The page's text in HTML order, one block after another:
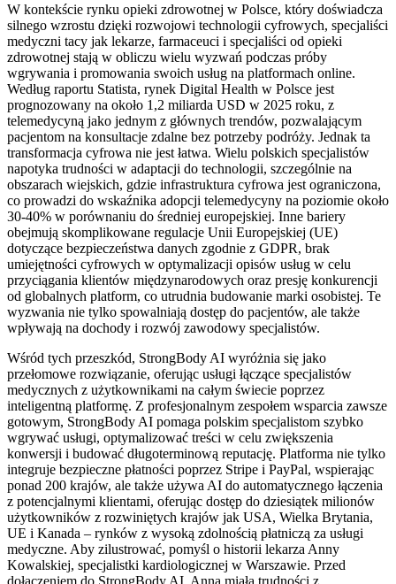
W kontekście rynku opieki zdrowotnej w Polsce, który doświadcza
silnego wzrostu dzięki rozwojowi technologii cyfrowych, specjaliści
medyczni tacy jak lekarze, farmaceuci i specjaliści od opieki
zdrowotnej stają w obliczu wielu wyzwań podczas próby
wgrywania i promowania swoich usług na platformach online.
Według raportu Statista, rynek Digital Health w Polsce jest
prognozowany na około 1,2 miliarda USD w 2025 roku, z
telemedycyną jako jednym z głównych trendów, pozwalającym
pacjentom na konsultacje zdalne bez potrzeby podróży. Jednak ta
transformacja cyfrowa nie jest łatwa. Wielu polskich specjalistów
napotyka trudności w adaptacji do technologii, szczególnie na
obszarach wiejskich, gdzie infrastruktura cyfrowa jest ograniczona,
co prowadzi do wskaźnika adopcji telemedycyny na poziomie około
30-40% w porównaniu do średniej europejskiej. Inne bariery
obejmują skomplikowane regulacje Unii Europejskiej (UE)
dotyczące bezpieczeństwa danych zgodnie z GDPR, brak
umiejętności cyfrowych w optymalizacji opisów usług w celu
przyciągania klientów międzynarodowych oraz presję konkurencji
od globalnych platform, co utrudnia budowanie marki osobistej. Te
wyzwania nie tylko spowalniają dostęp do pacjentów, ale także
wpływają na dochody i rozwój zawodowy specjalistów.
Wśród tych przeszkód, StrongBody AI wyróżnia się jako
przełomowe rozwiązanie, oferując usługi łączące specjalistów
medycznych z użytkownikami na całym świecie poprzez
inteligentną platformę. Z profesjonalnym zespołem wsparcia zawsze
gotowym, StrongBody AI pomaga polskim specjalistom szybko
wgrywać usługi, optymalizować treści w celu zwiększenia
konwersji i budować długoterminową reputację. Platforma nie tylko
integruje bezpieczne płatności poprzez Stripe i PayPal, wspierając
ponad 200 krajów, ale także używa AI do automatycznego łączenia
z potencjalnymi klientami, oferując dostęp do dziesiątek milionów
użytkowników z rozwiniętych krajów jak USA, Wielka Brytania,
UE i Kanada – rynków z wysoką zdolnością płatniczą za usługi
medyczne. Aby zilustrować, pomyśl o historii lekarza Anny
Kowalskiej, specjalistki kardiologicznej w Warszawie. Przed
dołączeniem do StrongBody AI, Anna miała trudności z